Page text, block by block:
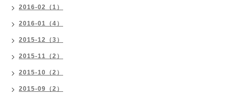
2016-02（1）
2016-01（4）
2015-12（3）
2015-11（2）
2015-10（2）
2015-09（2）